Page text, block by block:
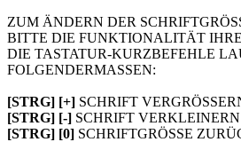
ZUM ÄNDERN DER
BITTE DIE FUNKTIONALITÄT
DIE TASTATUR-KURZBEFEHLE
FOLGENDERMASSEN:
[STRG] [+] SCHRIFT
[STRG] [-] SCHRIFT VERKLEINERN
[STRG] [0] SCHRIFTGRÖSSE